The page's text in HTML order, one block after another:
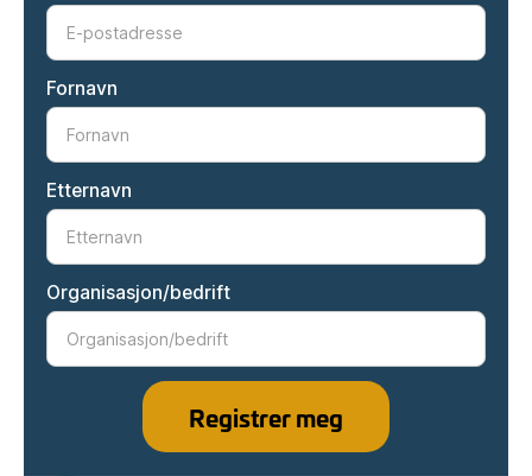
Fornavn
Etternavn
Organisasjon/bedrift